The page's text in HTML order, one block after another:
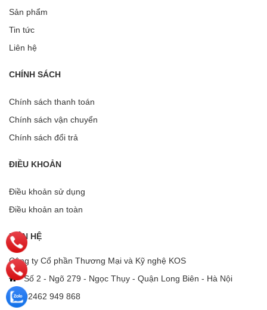
Sản phẩm
Tin tức
Liên hệ
CHÍNH SÁCH
Chính sách thanh toán
Chính sách vận chuyển
Chính sách đổi trả
ĐIỀU KHOẢN
Điều khoản sử dụng
Điều khoản an toàn
LIÊN HỆ
Công ty Cổ phần Thương Mại và Kỹ nghệ KOS
Số 2 - Ngõ 279 - Ngọc Thụy - Quận Long Biên - Hà Nội
02462 949 868